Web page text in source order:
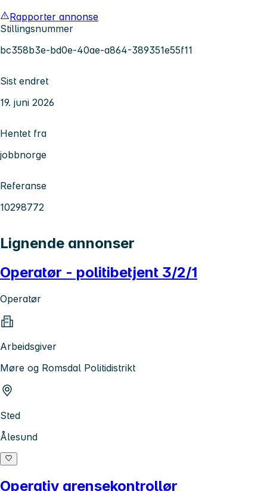
Rapporter annonse
Stillingsnummer
bc358b3e-bd0e-40ae-a864-389351e55f11
Sist endret
19. juni 2026
Hentet fra
jobbnorge
Referanse
10298772
Lignende annonser
Operatør - politibetjent 3/2/1
Operatør
Arbeidsgiver
Møre og Romsdal Politidistrikt
Sted
Ålesund
Operativ grensekontrollør